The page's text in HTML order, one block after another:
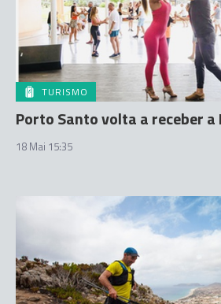
TURISMO
Porto Santo volta a receber a
18 Mai 15:35